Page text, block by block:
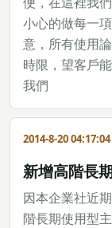
小心的做每一
意，所有使用
時限，望客戶
我們
2014-8-20 04:17:04
新增高階長
因本企業社近
階長期使用型